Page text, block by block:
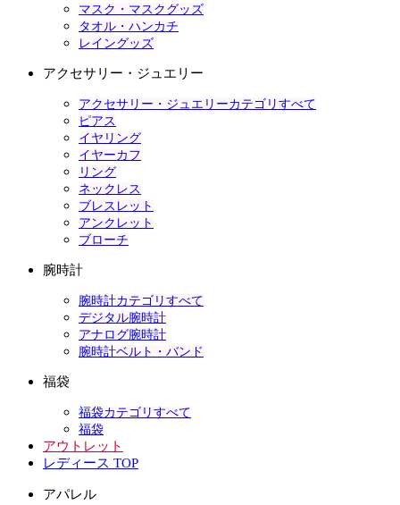
マスク・マスクグッズ
タオル・ハンカチ
レイングッズ
アクセサリー・ジュエリー
アクセサリー・ジュエリーカテゴリすべて
ピアス
イヤリング
イヤーカフ
リング
ネックレス
ブレスレット
アンクレット
ブローチ
腕時計
腕時計カテゴリすべて
デジタル腕時計
アナログ腕時計
腕時計ベルト・バンド
福袋
福袋カテゴリすべて
福袋
アウトレット
レディース TOP
アパレル